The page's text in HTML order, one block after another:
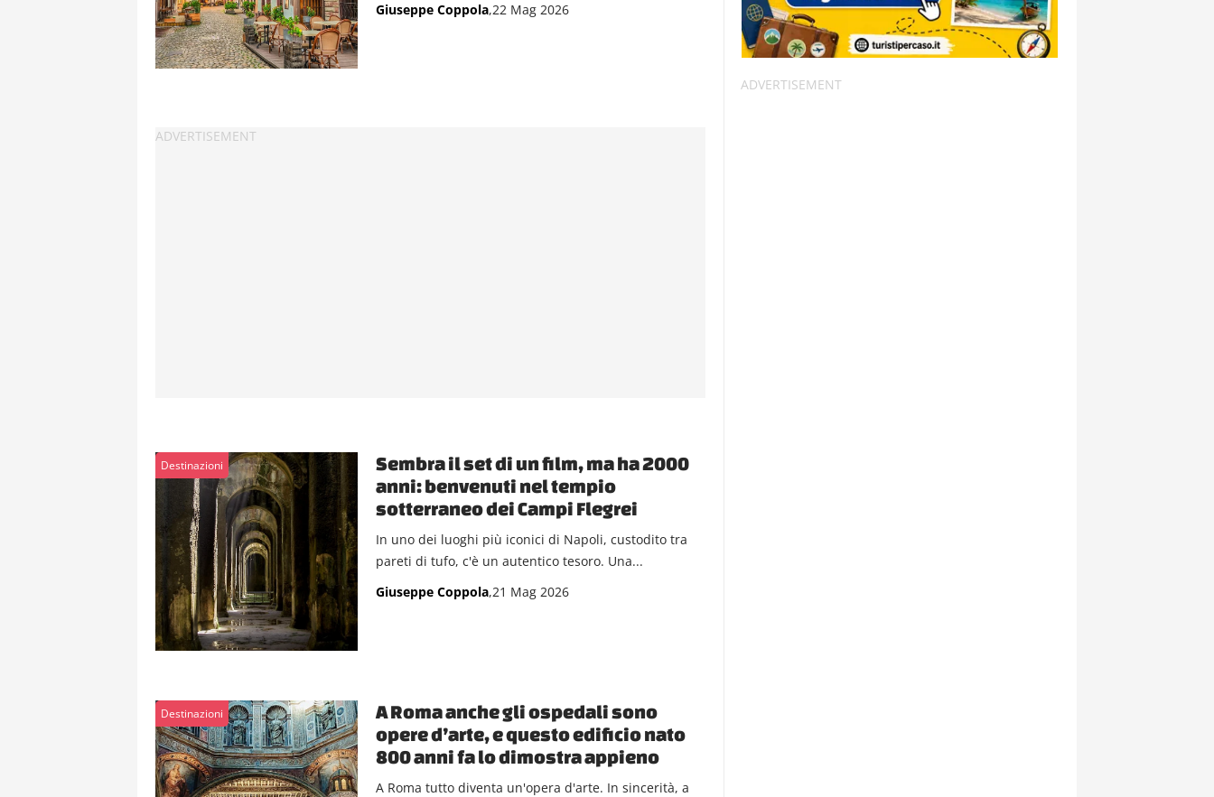
Giuseppe Coppola,22 Mag 2026
Destinazioni
Sembra il set di un film, ma ha 2000
anni: benvenuti nel tempio
sotterraneo dei Campi Flegrei
In uno dei luoghi più iconici di Napoli, custodito tra
pareti di tufo, c'è un autentico tesoro. Una...
Giuseppe Coppola,21 Mag 2026
Destinazioni
A Roma anche gli ospedali sono
opere d’arte, e questo edificio nato
800 anni fa lo dimostra appieno
A Roma tutto diventa un'opera d'arte. In sincerità, a